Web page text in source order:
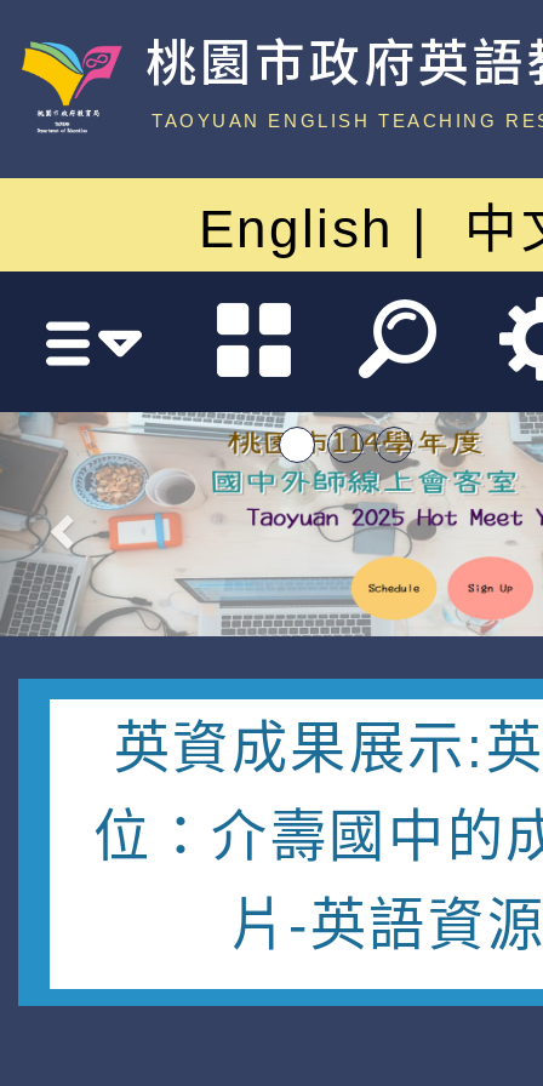
桃園市政府英
中心
TAOYUAN ENGLISH TEACHING
English 中
英資成果展示:
位：介壽國中的
片-英語資